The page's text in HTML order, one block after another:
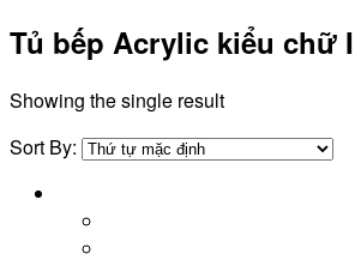
Tủ bếp Acrylic kiểu chữ I
Showing the single result
Sort By: